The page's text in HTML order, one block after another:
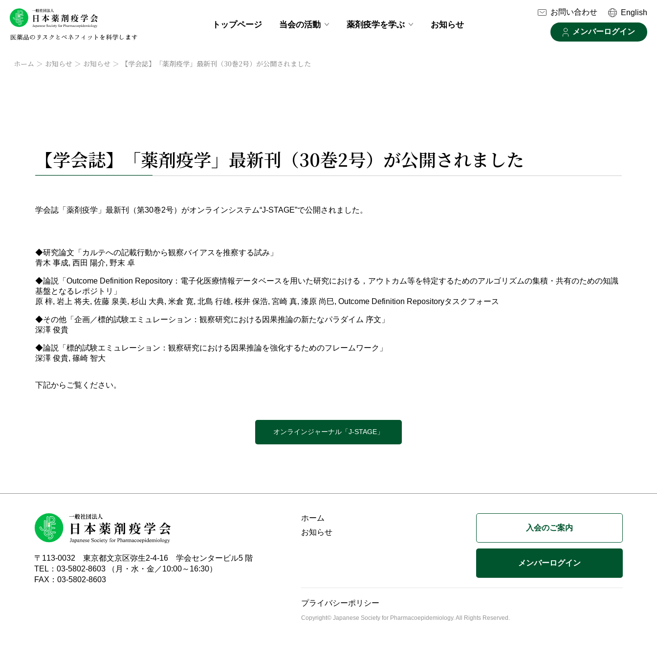
トップページ 当会の活動 薬剤疫学を学ぶ お知らせ
お問い合わせ English
メンバーログイン
ホーム お知らせ お知らせ 【学会誌】「薬剤疫学」最新刊（30巻2号）が公開されました
【学会誌】「薬剤疫学」最新刊（30巻2号）が公開されました
学会誌「薬剤疫学」最新刊（第30巻2号）がオンラインシステム“J-STAGE”で公開されました。
◆研究論文「カルテへの記載行動から観察バイアスを推察する試み」
青木 事成, 西田 陽介, 野末 卓
◆論説「Outcome Definition Repository：電子化医療情報データベースを用いた研究における，アウトカム等を特定するためのアルゴリズムの集積・共有のための知識
基盤となるレポジトリ」
原 梓, 岩上 将夫, 佐藤 泉美, 杉山 大典, 米倉 寛, 北島 行雄, 桜井 保浩, 宮崎 真, 漆原 尚巳, Outcome Definition Repositoryタスクフォース
◆その他「企画／標的試験エミュレーション：観察研究における因果推論の新たなパラダイム 序文」
深澤 俊貴
◆論説「標的試験エミュレーション：観察研究における因果推論を強化するためのフレームワーク」
深澤 俊貴, 篠崎 智大
下記からご覧ください。
オンラインジャーナル「J-STAGE」
〒113-0032 東京都文京区弥生2-4-16 学会センタービル5 階
TEL：03-5802-8603 （月・水・金／10:00～16:30）
FAX：03-5802-8603
ホーム
お知らせ
入会のご案内
メンバーログイン
プライバシーポリシー
Copyright© Japanese Society for Pharmacoepidemiology. All Rights Reserved.